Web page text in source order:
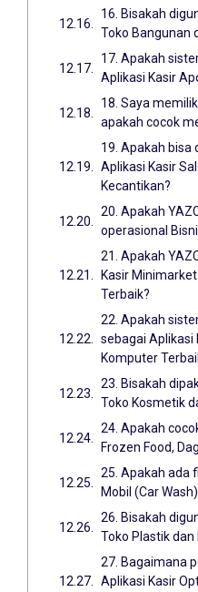
16. Bisakah
Toko Bangunan
17. Apakah
Aplikasi Kasir
18. Saya
apakah cocok
19. Apakah bisa
Aplikasi Kasir
Kecantikan?
20. Apakah
operasional
21. Apakah
Kasir
Terbaik?
22. Apakah
sebagai Aplikasi
Komputer
23. Bisakah
Toko Kosmetik
24. Apakah
Frozen Food,
25. Apakah ada
Mobil (Car
26. Bisakah
Toko Plastik dan
27. Bagaimana
Aplikasi Kasir